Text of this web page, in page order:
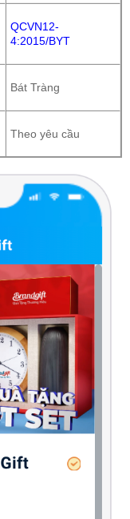
QCVN12-
4:2015/BYT
Bát Tràng
Theo yêu cầu